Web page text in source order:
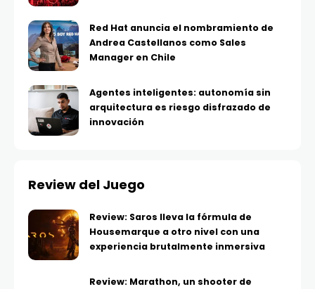
Red Hat anuncia el nombramiento de
Andrea Castellanos como Sales
Manager en Chile
Agentes inteligentes: autonomía sin
arquitectura es riesgo disfrazado de
innovación
Review del Juego
Review: Saros lleva la fórmula de
Housemarque a otro nivel con una
experiencia brutalmente inmersiva
Review: Marathon, un shooter de